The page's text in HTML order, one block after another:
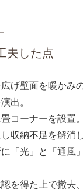
夫した点
げ壁面を暖かみ
出。
コーナーを設置
収納不足を解消
「光」と「通風
を得た上で撤去